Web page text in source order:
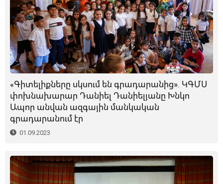
«Գիտելիքները սկսում են գրադարանից». ԿԳՄՍ
փոխնախարար Դանիել Դանիելյանը Խնկո
Ապոր անվան ազգային մանկական
գրադարանում էր
01.09.2023